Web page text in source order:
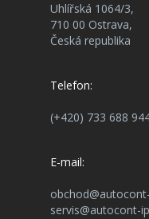
Uhlířská 1064/3,
710 00 Ostrava,
Česká republika
Telefon:
(+420) 733 688
E-mail:
servis@autocont-